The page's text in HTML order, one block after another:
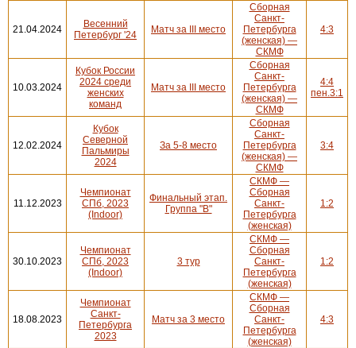
21.04.2024
Весенний
Петербург '24
Матч за III место
Сборная
Санкт-
Петербурга
(женская) —
СКМФ
4:3
10.03.2024
Кубок России
2024 среди
женских
команд
Матч за III место
Сборная
Санкт-
Петербурга
(женская) —
СКМФ
4:4
пен.3:1
12.02.2024
Кубок
Северной
Пальмиры
2024
За 5-8 место
Сборная
Санкт-
Петербурга
(женская) —
СКМФ
3:4
11.12.2023
Чемпионат
СПб, 2023
(Indoor)
Финальный этап.
Группа "В"
СКМФ —
Сборная
Санкт-
Петербурга
(женская)
1:2
30.10.2023
Чемпионат
СПб, 2023
(Indoor)
3 тур
СКМФ —
Сборная
Санкт-
Петербурга
(женская)
1:2
18.08.2023
Чемпионат
Санкт-
Петербурга
2023
Матч за 3 место
СКМФ —
Сборная
Санкт-
Петербурга
(женская)
4:3